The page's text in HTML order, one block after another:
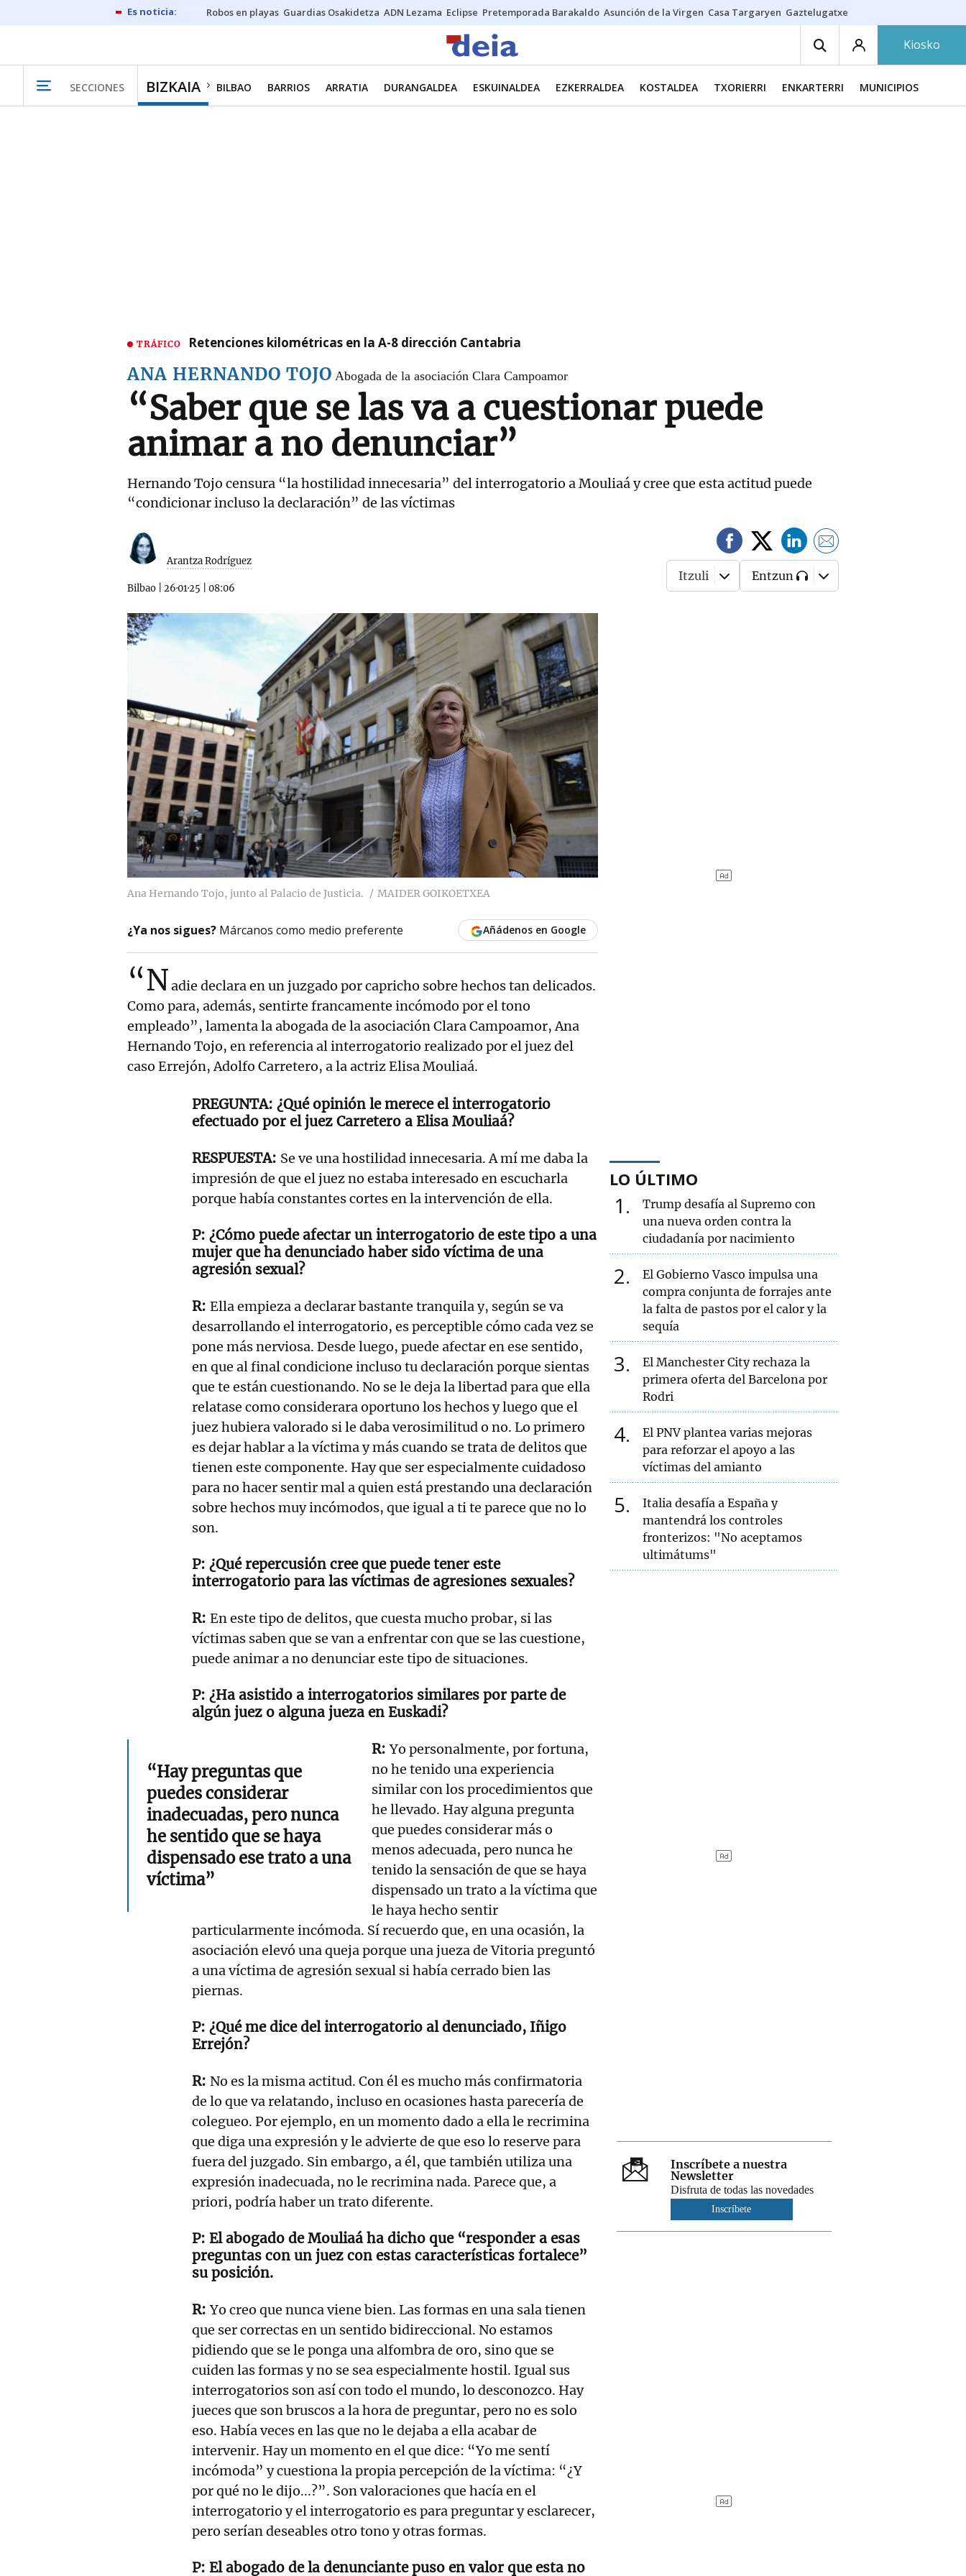
Robos en playas Guardias Osakidetza ADN Lezama Eclipse Pretemporada Barakaldo Asunción de la Virgen Casa Targaryen Gaztelugatxe
Kiosko
SECCIONES BIZKAIA BILBAO BARRIOS ARRATIA DURANGALDEA ESKUINALDEA EZKERRALDEA KOSTALDEA TXORIERRI ENKARTERRI MUNICIPIOS
TRÁFICO Retenciones kilométricas en la A-8 dirección Cantabria
ANA HERNANDO TOJO Abogada de la asociación Clara Campoamor
“Saber que se las va a cuestionar puede
animar a no denunciar”
Hernando Tojo censura “la hostilidad innecesaria” del interrogatorio a Mouliaá y cree que esta actitud puede
“condicionar incluso la declaración” de las víctimas
Arantza Rodríguez
Bilbao 26·01·25 08:06
Itzuli Entzun
Ana Hernando Tojo, junto al Palacio de Justicia. MAIDER GOIKOETXEA
¿Ya nos sigues? Márcanos como medio preferente Añádenos en Google
“Nadie declara en un juzgado por capricho sobre hechos tan delicados.
Como para, además, sentirte francamente incómodo por el tono
empleado”, lamenta la abogada de la asociación Clara Campoamor, Ana
Hernando Tojo, en referencia al interrogatorio realizado por el juez del
caso Errejón, Adolfo Carretero, a la actriz Elisa Mouliaá.
¿Qué opinión le merece el interrogatorio
efectuado por el juez Carretero a Elisa Mouliaá?
Se ve una hostilidad innecesaria. A mí me daba la
impresión de que el juez no estaba interesado en escucharla
porque había constantes cortes en la intervención de ella.
¿Cómo puede afectar un interrogatorio de este tipo a una
mujer que ha denunciado haber sido víctima de una
agresión sexual?
Ella empieza a declarar bastante tranquila y, según se va
desarrollando el interrogatorio, es perceptible cómo cada vez se
pone más nerviosa. Desde luego, puede afectar en ese sentido,
en que al final condicione incluso tu declaración porque sientas
que te están cuestionando. No se le deja la libertad para que ella
relatase como considerara oportuno los hechos y luego que el
juez hubiera valorado si le daba verosimilitud o no. Lo primero
es dejar hablar a la víctima y más cuando se trata de delitos que
tienen este componente. Hay que ser especialmente cuidadoso
para no hacer sentir mal a quien está prestando una declaración
sobre hechos muy incómodos, que igual a ti te parece que no lo
son.
¿Qué repercusión cree que puede tener este
interrogatorio para las víctimas de agresiones sexuales?
En este tipo de delitos, que cuesta mucho probar, si las
víctimas saben que se van a enfrentar con que se las cuestione,
puede animar a no denunciar este tipo de situaciones.
¿Ha asistido a interrogatorios similares por parte de
algún juez o alguna jueza en Euskadi?
“Hay preguntas que
puedes considerar
inadecuadas, pero nunca
he sentido que se haya
dispensado ese trato a una
víctima”
Yo personalmente, por fortuna,
no he tenido una experiencia
similar con los procedimientos que
he llevado. Hay alguna pregunta
que puedes considerar más o
menos adecuada, pero nunca he
tenido la sensación de que se haya
dispensado un trato a la víctima que
le haya hecho sentir
particularmente incómoda. Sí recuerdo que, en una ocasión, la
asociación elevó una queja porque una jueza de Vitoria preguntó
a una víctima de agresión sexual si había cerrado bien las
piernas.
¿Qué me dice del interrogatorio al denunciado, Iñigo
Errejón?
No es la misma actitud. Con él es mucho más confirmatoria
de lo que va relatando, incluso en ocasiones hasta parecería de
colegueo. Por ejemplo, en un momento dado a ella le recrimina
que diga una expresión y le advierte de que eso lo reserve para
fuera del juzgado. Sin embargo, a él, que también utiliza una
expresión inadecuada, no le recrimina nada. Parece que, a
priori, podría haber un trato diferente.
El abogado de Mouliaá ha dicho que “responder a esas
preguntas con un juez con estas características fortalece”
su posición.
Yo creo que nunca viene bien. Las formas en una sala tienen
que ser correctas en un sentido bidireccional. No estamos
pidiendo que se le ponga una alfombra de oro, sino que se
cuiden las formas y no se sea especialmente hostil. Igual sus
interrogatorios son así con todo el mundo, lo desconozco. Hay
jueces que son bruscos a la hora de preguntar, pero no es solo
eso. Había veces en las que no le dejaba a ella acabar de
intervenir. Hay un momento en el que dice: “Yo me sentí
incómoda” y cuestiona la propia percepción de la víctima: “¿Y
por qué no le dijo...?”. Son valoraciones que hacía en el
interrogatorio y el interrogatorio es para preguntar y esclarecer,
pero serían deseables otro tono y otras formas.
El abogado de la denunciante puso en valor que esta no
LO ÚLTIMO
1
Trump desafía al Supremo con
una nueva orden contra la
ciudadanía por nacimiento
2
El Gobierno Vasco impulsa una
compra conjunta de forrajes ante
la falta de pastos por el calor y la
sequía
3
El Manchester City rechaza la
primera oferta del Barcelona por
Rodri
4
El PNV plantea varias mejoras
para reforzar el apoyo a las
víctimas del amianto
5
Italia desafía a España y
mantendrá los controles
fronterizos: "No aceptamos
ultimátums"
Inscríbete a nuestra
Newsletter
Disfruta de todas las novedades
Inscríbete